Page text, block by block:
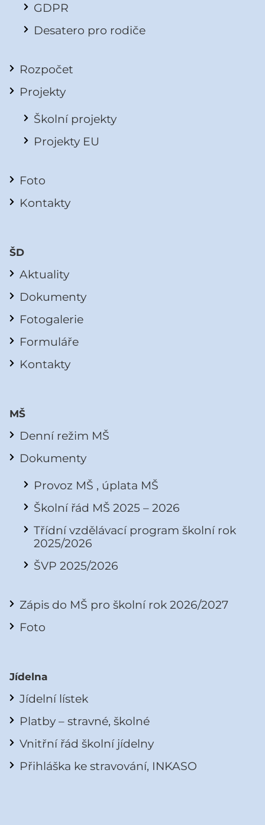
GDPR
Desatero pro rodiče
Rozpočet
Projekty
Školní projekty
Projekty EU
Foto
Kontakty
ŠD
Aktuality
Dokumenty
Fotogalerie
Formuláře
Kontakty
MŠ
Denní režim MŠ
Dokumenty
Provoz MŠ , úplata MŠ
Školní řád MŠ 2025 – 2026
Třídní vzdělávací program školní rok
2025/2026
ŠVP 2025/2026
Zápis do MŠ pro školní rok 2026/2027
Foto
Jídelna
Jídelní lístek
Platby – stravné, školné
Vnitřní řád školní jídelny
Přihláška ke stravování, INKASO